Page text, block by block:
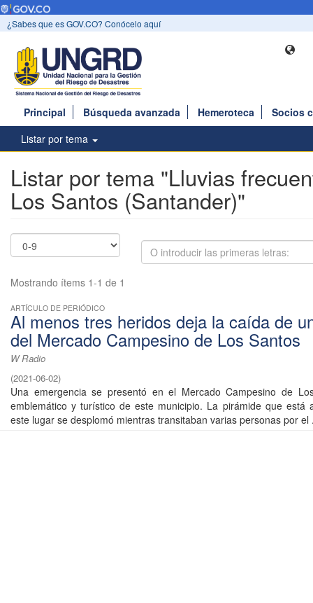
¿Sabes que es GOV.CO? Conócelo aquí
Principal Búsqueda avanzada Hemeroteca
Socios
Listar por tema
Listar por tema "Lluvias
Los Santos (Santander)"
Mostrando ítems 1-1 de 1
ARTÍCULO DE PERIÓDICO
Al menos tres heridos deja la caída de
del Mercado Campesino de Los Santos
W Radio
(2021-06-02)
Una emergencia se presentó en el Mercado Campesino de
emblemático y turístico de este municipio. La pirámide que está
este lugar se desplomó mientras transitaban varias personas por el